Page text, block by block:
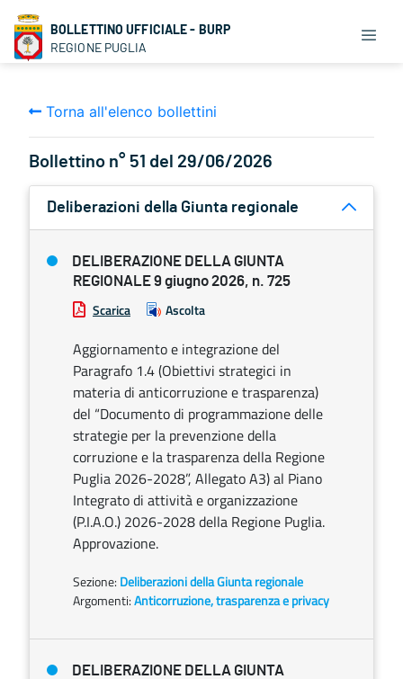
BOLLETTINO UFFICIALE - BURP
REGIONE PUGLIA
Torna all'elenco bollettini
Bollettino n° 51 del 29/06/2026
Deliberazioni della Giunta regionale
DELIBERAZIONE DELLA GIUNTA
REGIONALE 9 giugno 2026, n. 725
Scarica Ascolta
Aggiornamento e integrazione del
Paragrafo 1.4 (Obiettivi strategici in
materia di anticorruzione e trasparenza)
del “Documento di programmazione delle
strategie per la prevenzione della
corruzione e la trasparenza della Regione
Puglia 2026-2028”, Allegato A3) al Piano
Integrato di attività e organizzazione
(P.I.A.O.) 2026-2028 della Regione Puglia.
Approvazione.
Sezione: Deliberazioni della Giunta regionale
Argomenti:Anticorruzione, trasparenza e privacy
DELIBERAZIONE DELLA GIUNTA